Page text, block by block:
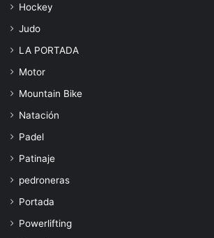
Hockey
Judo
LA PORTADA
Motor
Mountain Bike
Natación
Padel
Patinaje
pedroneras
Portada
Powerlifting